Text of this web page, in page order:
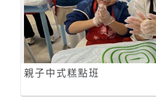
親子中式糕點班